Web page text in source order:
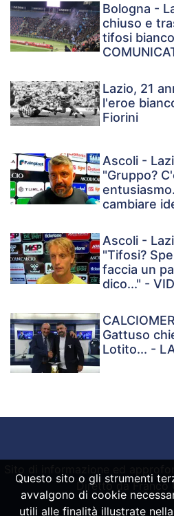
Bologna -
chiuso e
tifosi
Lazio, 21
l'eroe
Fiorini
Ascoli -
"Gruppo?
cambiare
Ascoli -
"Tifosi?
faccia un
dico..." -
Gattuso
Lotito... -
Diretto da Franco
Questo sito o gli strumenti
avvalgono di cookie
utili alle finalità illustrate